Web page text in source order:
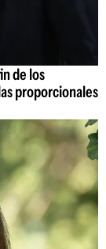
de los
proporcionales